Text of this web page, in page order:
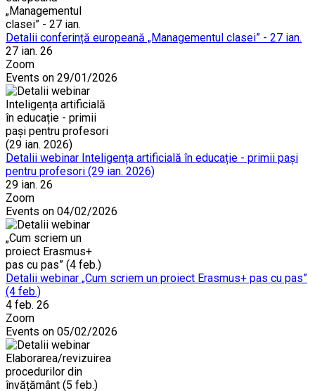
Detalii conferință europeană „Managementul clasei” - 27 ian.
27 ian. 26
Zoom
Events on 29/01/2026
Detalii webinar Inteligența artificială în educație - primii pași
pentru profesori (29 ian. 2026)
29 ian. 26
Zoom
Events on 04/02/2026
Detalii webinar „Cum scriem un proiect Erasmus+ pas cu pas”
(4 feb.)
4 feb. 26
Zoom
Events on 05/02/2026